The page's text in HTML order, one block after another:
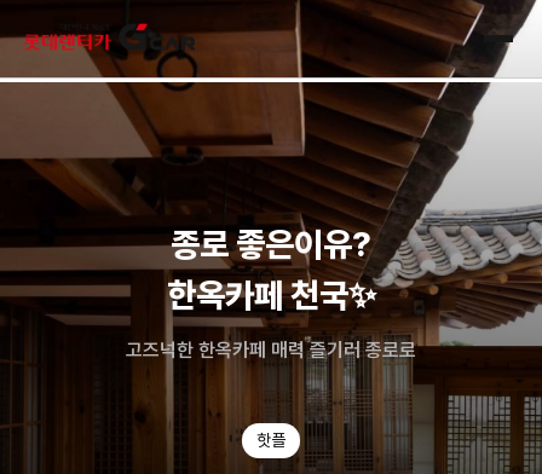
전체
종로 좋은이유?
한옥카페 천국✨
고즈넉한 한옥카페 매력 즐기러 종로로
핫플